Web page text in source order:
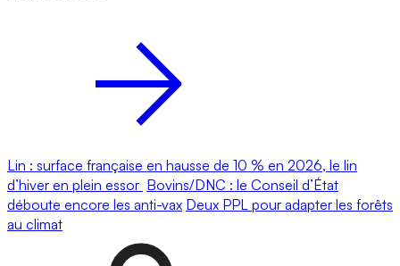
Lin : surface française en hausse de 10 % en 2026, le lin
d’hiver en plein essor Bovins/DNC : le Conseil d’État
déboute encore les anti-vax Deux PPL pour adapter les forêts
au climat